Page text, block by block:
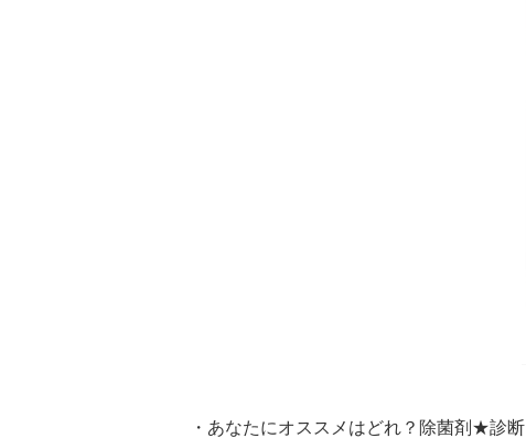
・あなたにオススメはどれ？除菌剤★診断